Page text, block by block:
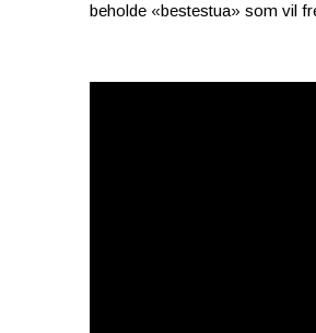
beholde «bestestua» som vil